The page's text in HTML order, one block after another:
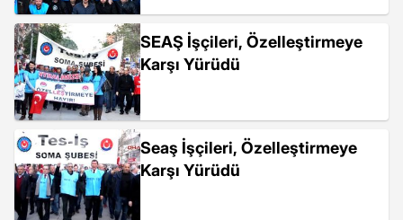
SEAŞ İşçileri, Özelleştirmeye
Karşı Yürüdü
Seaş İşçileri, Özelleştirmeye
Karşı Yürüdü